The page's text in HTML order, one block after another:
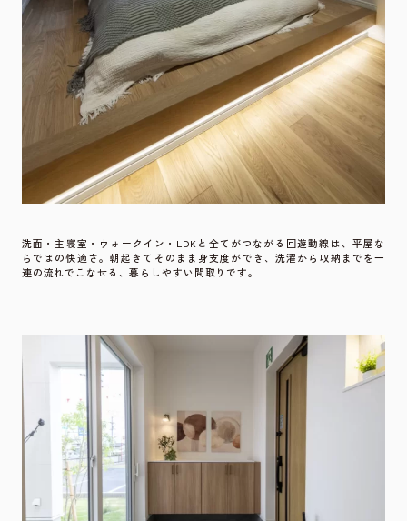
洗面・主寝室・ウォークイン・LDKと全てがつながる回遊動線は、平屋な
らではの快適さ。朝起きてそのまま身支度ができ、洗濯から収納までを一
連の流れでこなせる、暮らしやすい間取りです。